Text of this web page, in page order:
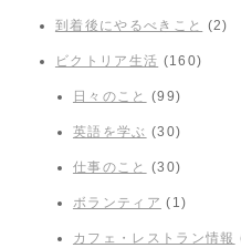
到着後にやるべきこと (2)
ビクトリア生活 (160)
日々のこと (99)
英語を学ぶ (30)
仕事のこと (30)
ボランティア (1)
カフェ・レストラン情報